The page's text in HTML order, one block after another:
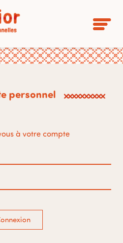
personnel
à votre compte